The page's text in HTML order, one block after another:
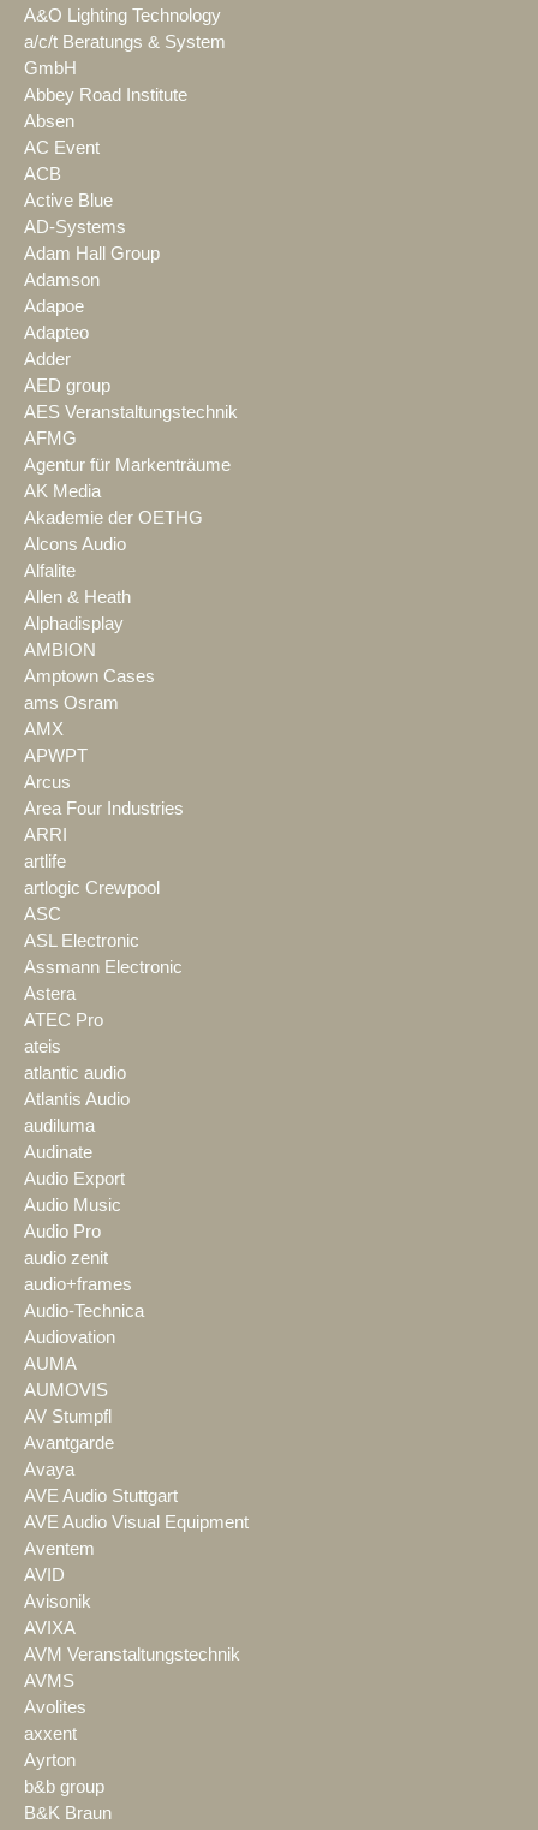
A&O Lighting Technology
a/c/t Beratungs & System
GmbH
Abbey Road Institute
Absen
AC Event
ACB
Active Blue
AD-Systems
Adam Hall Group
Adamson
Adapoe
Adapteo
Adder
AED group
AES Veranstaltungstechnik
AFMG
Agentur für Markenträume
AK Media
Akademie der OETHG
Alcons Audio
Alfalite
Allen & Heath
Alphadisplay
AMBION
Amptown Cases
ams Osram
AMX
APWPT
Arcus
Area Four Industries
ARRI
artlife
artlogic Crewpool
ASC
ASL Electronic
Assmann Electronic
Astera
ATEC Pro
ateis
atlantic audio
Atlantis Audio
audiluma
Audinate
Audio Export
Audio Music
Audio Pro
audio zenit
audio+frames
Audio-Technica
Audiovation
AUMA
AUMOVIS
AV Stumpfl
Avantgarde
Avaya
AVE Audio Stuttgart
AVE Audio Visual Equipment
Aventem
AVID
Avisonik
AVIXA
AVM Veranstaltungstechnik
AVMS
Avolites
axxent
Ayrton
b&b group
B&K Braun